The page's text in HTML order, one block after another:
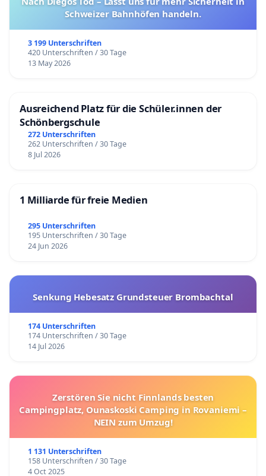
Schweizer Bahnhöfen handeln.
3 199 Unterschriften
420 Unterschriften / 30 Tage
13 May 2026
Ausreichend Platz für die Schüler.innen der
Schönbergschule
272 Unterschriften
262 Unterschriften / 30 Tage
8 Jul 2026
1 Milliarde für freie Medien
295 Unterschriften
195 Unterschriften / 30 Tage
24 Jun 2026
Senkung Hebesatz Grundsteuer Brombachtal
174 Unterschriften
174 Unterschriften / 30 Tage
14 Jul 2026
Zerstören Sie nicht Finnlands besten
Campingplatz, Ounaskoski Camping in Rovaniemi –
NEIN zum Umzug!
1 131 Unterschriften
158 Unterschriften / 30 Tage
4 Oct 2025